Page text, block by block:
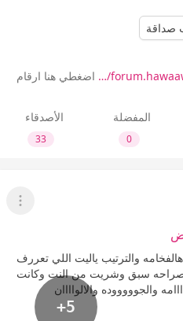
صداقة
اضغطي هنا ارقام
المفضلة
0
الأصدقاء
33
عرض
والترتيب ياليت اللي تعررف
سبق وشريت من النت وكانت
والجوووووده والالواااان
+5